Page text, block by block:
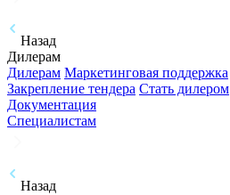
Назад
Дилерам
Дилерам Маркетинговая поддержка
Закрепление тендера Стать дилером
Документация
Специалистам
Назад